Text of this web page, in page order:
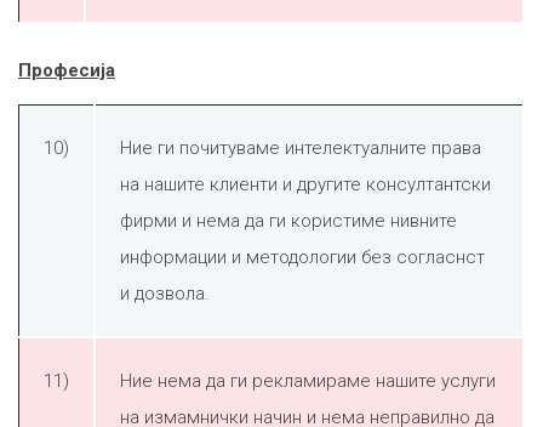
Професија
10)
Ние ги почитуваме интелектуалните права
на нашите клиенти и другите консултантски
фирми и нема да ги користиме нивните
информации и методологии без согласнст
и дозвола.
11)
Ние нема да ги рекламираме нашите услуги
на измамнички начин и нема неправилно да